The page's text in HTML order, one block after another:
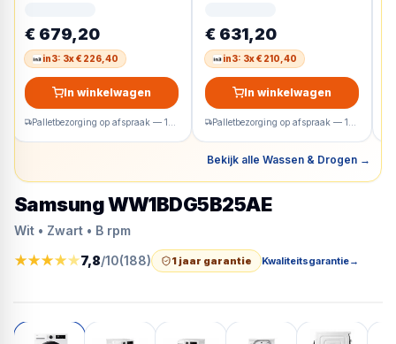
– Stoom – AI Wash – AI
Ecobubble – Spacemax
€ 679,20
in3: 3x € 226,40
In winkelwagen
€ 631,20
in3: 3x € 210,40
In winkelwagen
Bekijk alle Wassen & Drogen →
Samsung WW1BDG5B25AE
Wit • Zwart • B rpm
★★★★★7,8/10(188) 1 jaar garantie Kwaliteitsgarantie→